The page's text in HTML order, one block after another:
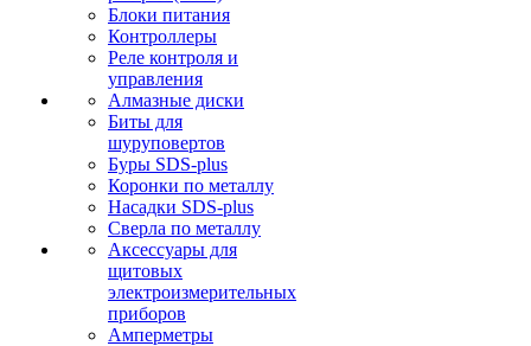
Блоки питания
Контроллеры
Реле контроля и
управления
Алмазные диски
Биты для
шуруповертов
Буры SDS-plus
Коронки по металлу
Насадки SDS-plus
Сверла по металлу
Аксессуары для
щитовых
электроизмерительных
приборов
Амперметры